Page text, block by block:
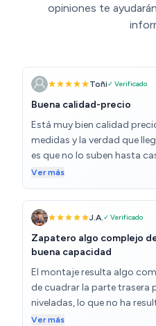
opiniones te
Toñi✓ Verificado
Buena calidad-precio
Está muy bien calidad
medidas y la verdad que
es que no lo suben hasta
en mi caso al estar
viniera mi pareja para que lo
demás, está muy bien y
comprar!
Ver más
J.A. ✓ Verificado
Zapatero algo complejo
buena capacidad
El montaje resulta algo
de cuadrar la parte trasera
niveladas, lo que no ha
del todo. Pese a eso, el
Ver más